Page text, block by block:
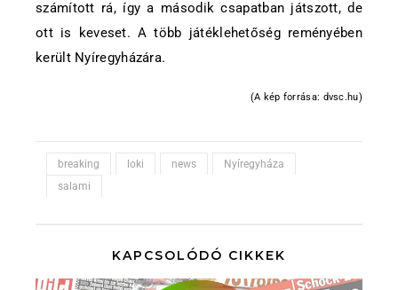
számított rá, így a második csapatban játszott, de
ott is keveset. A több játéklehetőség reményében
került Nyíregyházára.
(A kép forrása: dvsc.hu)
breaking loki news
Nyíregyháza
salami
KAPCSOLÓDÓ CIKKEK